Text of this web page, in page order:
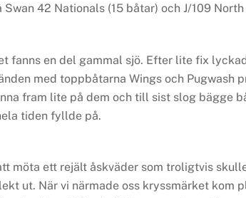
42 Nationals (15 båtar) och J/109
fanns en del gammal sjö. Efter lite fix
med toppbåtarna Wings och Pugwash
fram lite på dem och till sist slog bägge
tiden fyllde på.
möta ett rejält åskväder som troligtvis
ut. När vi närmade oss kryssmärket kom